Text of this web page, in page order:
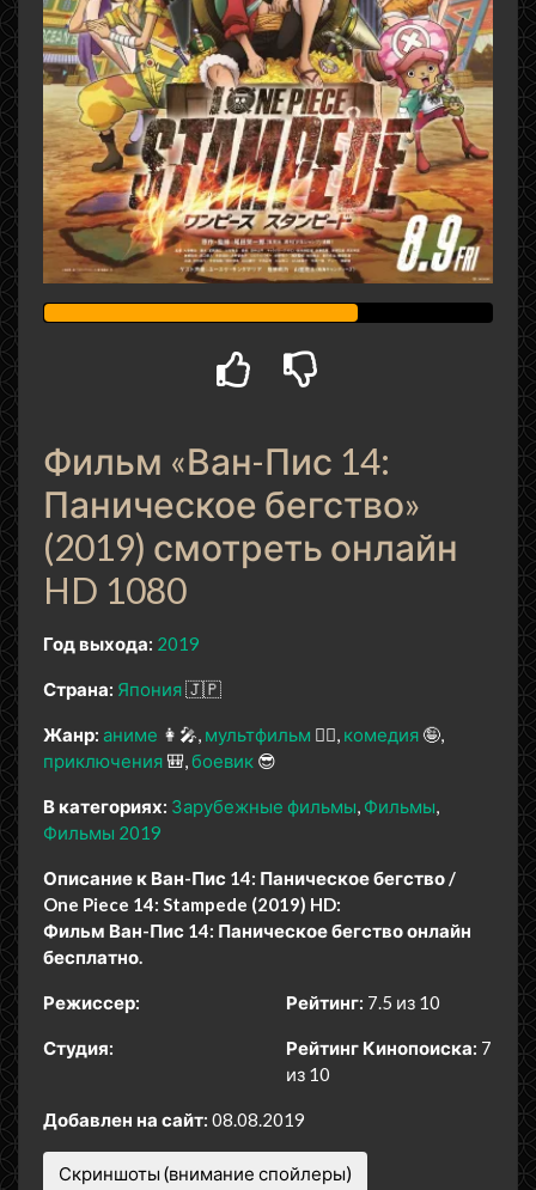
Фильм «Ван-Пис 14:
Паническое бегство»
(2019) смотреть онлайн
HD 1080
Год выхода: 2019
Страна: Япония🇯🇵
Жанр: аниме 👩‍🎤 мультфильм 🧚‍♀️ комедия 🤪
приключения 🎒 боевик 😎
В категориях: Зарубежные фильмы Фильмы
Фильмы 2019
Описание к Ван-Пис 14: Паническое бегство /
One Piece 14: Stampede (2019) HD:
Фильм Ван-Пис 14: Паническое бегство онлайн
бесплатно.
Режиссер:
Студия:
Рейтинг: 7.5 из 10
Рейтинг Кинопоиска: 7
из 10
Добавлен на сайт: 08.08.2019
Скриншоты (внимание спойлеры)